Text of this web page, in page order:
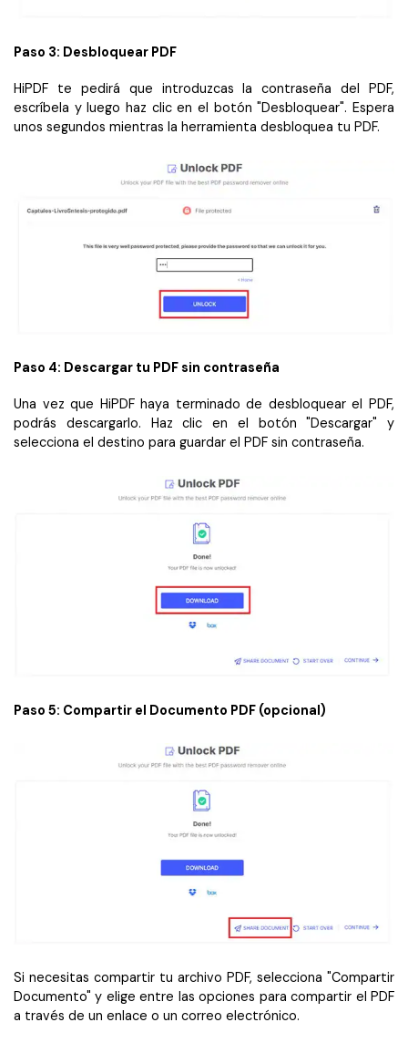
Paso 3: Desbloquear PDF
HiPDF te pedirá que introduzcas la contraseña del PDF,
escríbela y luego haz clic en el botón "Desbloquear". Espera
unos segundos mientras la herramienta desbloquea tu PDF.
Paso 4: Descargar tu PDF sin contraseña
Una vez que HiPDF haya terminado de desbloquear el PDF,
podrás descargarlo. Haz clic en el botón "Descargar" y
selecciona el destino para guardar el PDF sin contraseña.
Paso 5: Compartir el Documento PDF (opcional)
Si necesitas compartir tu archivo PDF, selecciona "Compartir
Documento" y elige entre las opciones para compartir el PDF
a través de un enlace o un correo electrónico.